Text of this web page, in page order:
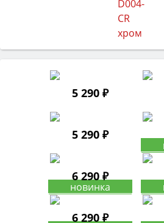
5 290 ₽
5 290 ₽
6 290 ₽
6 290 ₽